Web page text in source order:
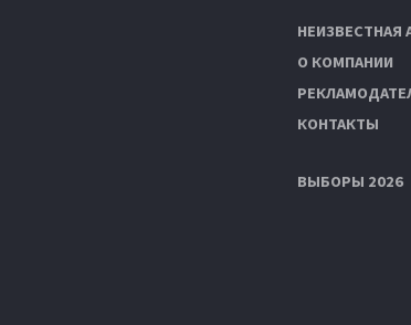
НЕИЗВЕСТНАЯ
О КОМПАНИИ
КОНТАКТЫ
ВЫБОРЫ 2026